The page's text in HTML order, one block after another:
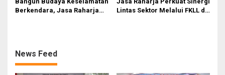
Berkendara, Jasa Raharja
Lintas Sektor Melalui FKLL di
News Feed